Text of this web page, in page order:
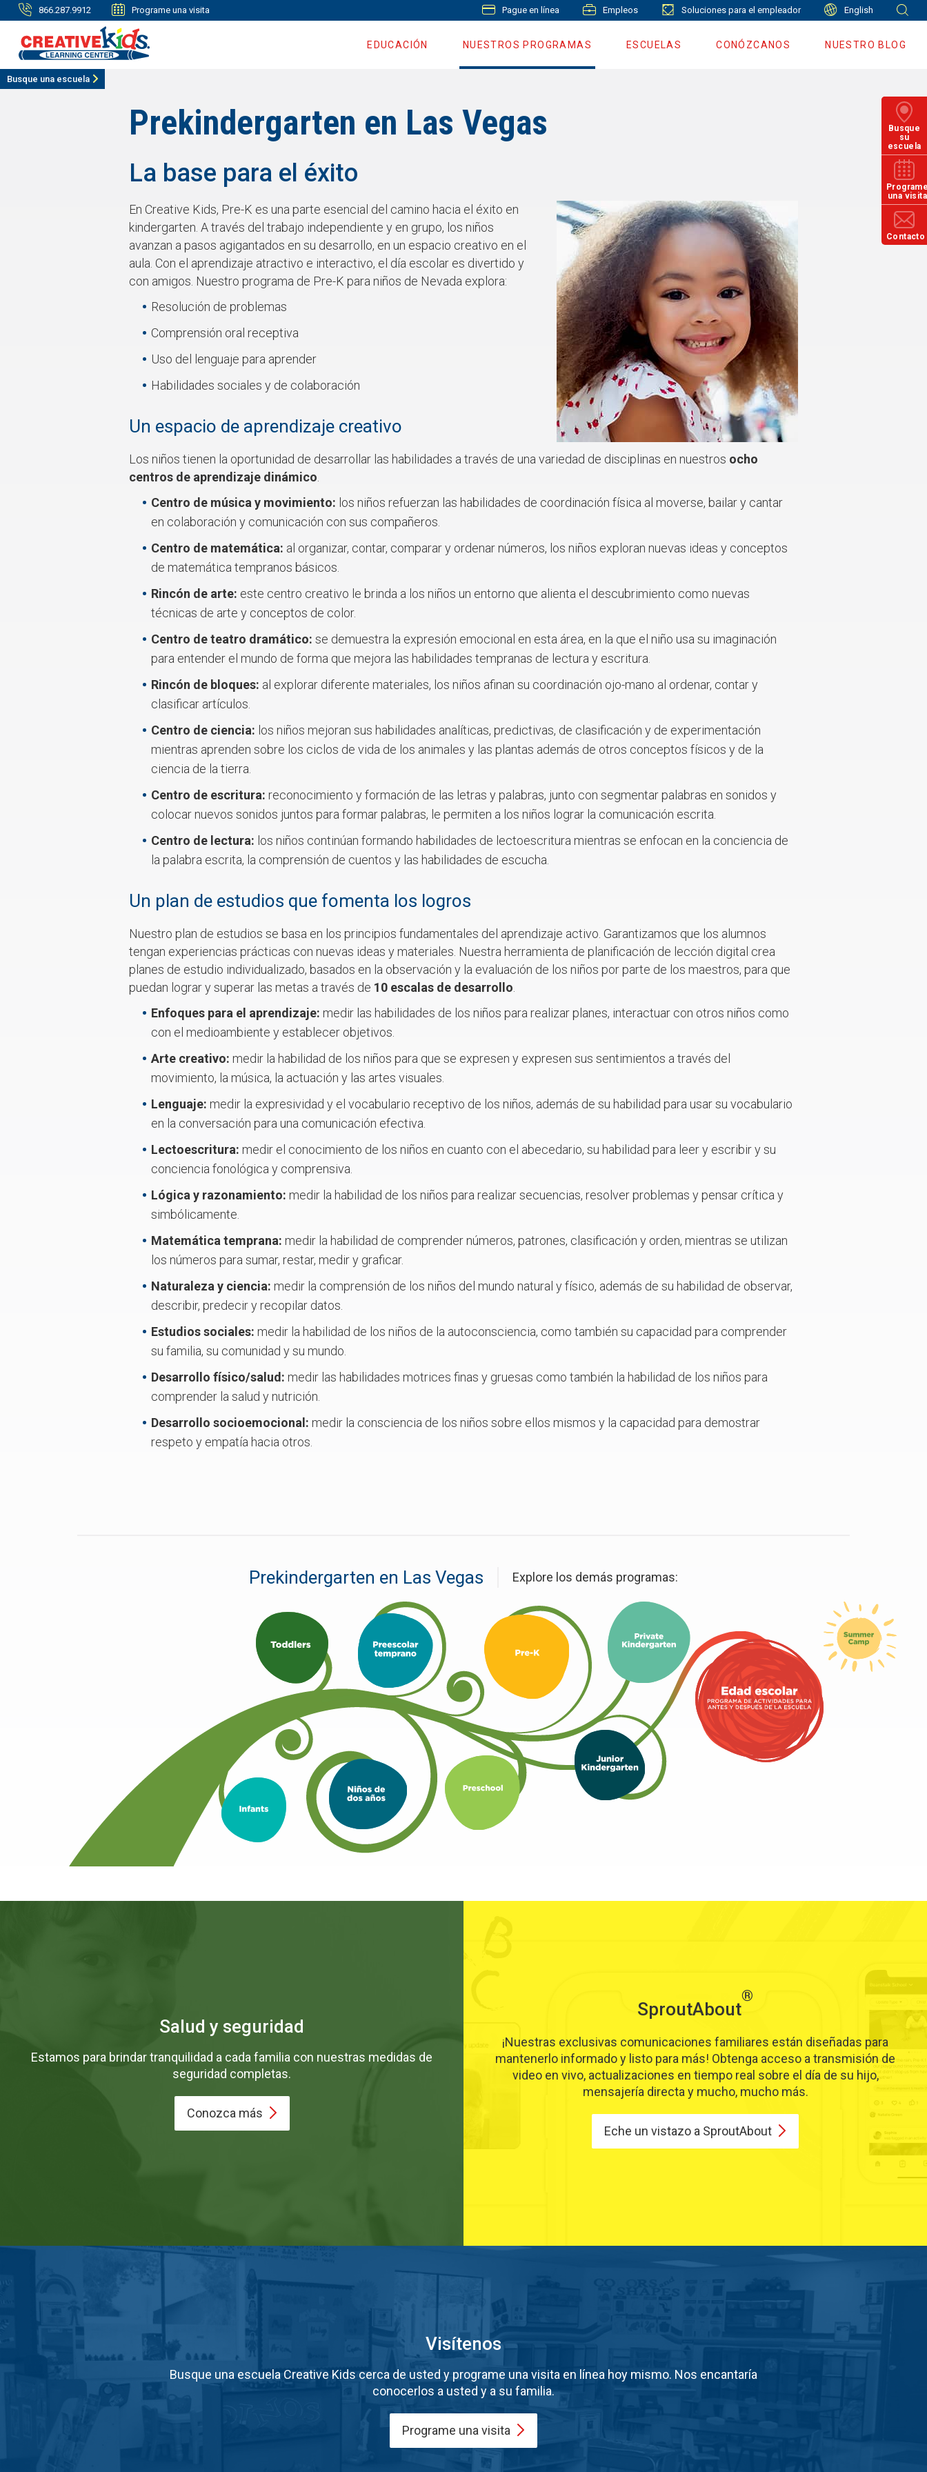
866.287.9912 Programe una visita Pague en línea Empleos Soluciones para el empleador English
EDUCACIÓN NUESTROS PROGRAMAS ESCUELAS CONÓZCANOS NUESTRO BLOG
Busque
su
escuela
una visita
Contacto
Busque una escuela
Prekindergarten en Las Vegas
La base para el éxito
En Creative Kids, Pre-K es una parte esencial del camino hacia el éxito en
kindergarten. A través del trabajo independiente y en grupo, los niños
avanzan a pasos agigantados en su desarrollo, en un espacio creativo en el
aula. Con el aprendizaje atractivo e interactivo, el día escolar es divertido y
con amigos. Nuestro programa de Pre-K para niños de Nevada explora:
Resolución de problemas
Comprensión oral receptiva
Uso del lenguaje para aprender
Habilidades sociales y de colaboración
Un espacio de aprendizaje creativo
Los niños tienen la oportunidad de desarrollar las habilidades a través de una variedad de disciplinas en nuestros ocho
centros de aprendizaje dinámico
Centro de música y movimiento: los niños refuerzan las habilidades de coordinación física al moverse, bailar y cantar
en colaboración y comunicación con sus compañeros.
Centro de matemática: al organizar, contar, comparar y ordenar números, los niños exploran nuevas ideas y conceptos
de matemática tempranos básicos.
Rincón de arte: este centro creativo le brinda a los niños un entorno que alienta el descubrimiento como nuevas
técnicas de arte y conceptos de color.
Centro de teatro dramático: se demuestra la expresión emocional en esta área, en la que el niño usa su imaginación
para entender el mundo de forma que mejora las habilidades tempranas de lectura y escritura.
Rincón de bloques: al explorar diferente materiales, los niños afinan su coordinación ojo-mano al ordenar, contar y
clasificar artículos.
Centro de ciencia: los niños mejoran sus habilidades analíticas, predictivas, de clasificación y de experimentación
mientras aprenden sobre los ciclos de vida de los animales y las plantas además de otros conceptos físicos y de la
ciencia de la tierra.
Centro de escritura: reconocimiento y formación de las letras y palabras, junto con segmentar palabras en sonidos y
colocar nuevos sonidos juntos para formar palabras, le permiten a los niños lograr la comunicación escrita.
Centro de lectura: los niños continúan formando habilidades de lectoescritura mientras se enfocan en la conciencia de
la palabra escrita, la comprensión de cuentos y las habilidades de escucha.
Un plan de estudios que fomenta los logros
Nuestro plan de estudios se basa en los principios fundamentales del aprendizaje activo. Garantizamos que los alumnos
tengan experiencias prácticas con nuevas ideas y materiales. Nuestra herramienta de planificación de lección digital crea
planes de estudio individualizado, basados en la observación y la evaluación de los niños por parte de los maestros, para que
puedan lograr y superar las metas a través de 10 escalas de desarrollo
Enfoques para el aprendizaje: medir las habilidades de los niños para realizar planes, interactuar con otros niños como
con el medioambiente y establecer objetivos.
Arte creativo: medir la habilidad de los niños para que se expresen y expresen sus sentimientos a través del
movimiento, la música, la actuación y las artes visuales.
Lenguaje: medir la expresividad y el vocabulario receptivo de los niños, además de su habilidad para usar su vocabulario
en la conversación para una comunicación efectiva.
Lectoescritura: medir el conocimiento de los niños en cuanto con el abecedario, su habilidad para leer y escribir y su
conciencia fonológica y comprensiva.
Lógica y razonamiento: medir la habilidad de los niños para realizar secuencias, resolver problemas y pensar crítica y
simbólicamente.
Matemática temprana: medir la habilidad de comprender números, patrones, clasificación y orden, mientras se utilizan
los números para sumar, restar, medir y graficar.
Naturaleza y ciencia: medir la comprensión de los niños del mundo natural y físico, además de su habilidad de observar,
describir, predecir y recopilar datos.
Estudios sociales: medir la habilidad de los niños de la autoconsciencia, como también su capacidad para comprender
su familia, su comunidad y su mundo.
Desarrollo físico/salud: medir las habilidades motrices finas y gruesas como también la habilidad de los niños para
comprender la salud y nutrición.
Desarrollo socioemocional: medir la consciencia de los niños sobre ellos mismos y la capacidad para demostrar
respeto y empatía hacia otros.
Prekindergarten en Las Vegas Explore los demás programas:
Salud y seguridad
Estamos para brindar tranquilidad a cada familia con nuestras medidas de
seguridad completas.
Conozca más
SproutAbout
®
¡Nuestras exclusivas comunicaciones familiares están diseñadas para
mantenerlo informado y listo para más! Obtenga acceso a transmisión de
video en vivo, actualizaciones en tiempo real sobre el día de su hijo,
mensajería directa y mucho, mucho más.
Eche un vistazo a SproutAbout
Visítenos
Busque una escuela Creative Kids cerca de usted y programe una visita en línea hoy mismo. Nos encantaría
conocerlos a usted y a su familia.
Programe unavisita